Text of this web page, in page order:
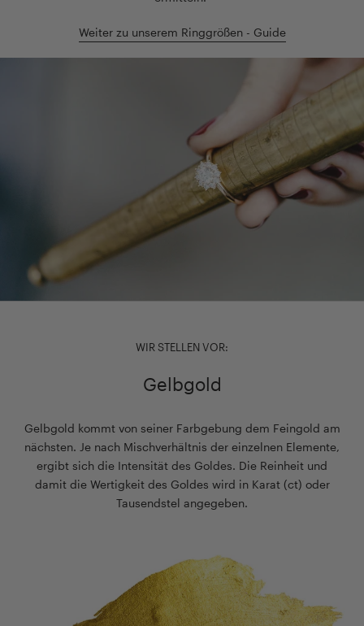
Weiter zu unserem Ringgrößen - Guide
WIR STELLEN VOR:
Gelbgold
Gelbgold kommt von seiner Farbgebung dem Feingold am
nächsten. Je nach Mischverhältnis der einzelnen Elemente,
ergibt sich die Intensität des Goldes. Die Reinheit und
damit die Wertigkeit des Goldes wird in Karat (ct) oder
Tausendstel angegeben.